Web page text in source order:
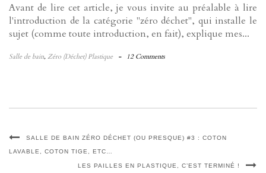
Avant de lire cet article, je vous invite au préalable à lire
l'introduction de la catégorie "zéro déchet", qui installe le
sujet (comme toute introduction, en fait), explique mes...
Salle de bain, Zéro (Déchet) Plastique - 12 Comments
SALLE DE BAIN ZÉRO DÉCHET (OU PRESQUE) #3 : COTON
LAVABLE, COTON TIGE, ETC…
LES PAILLES EN PLASTIQUE, C’EST TERMINÉ !